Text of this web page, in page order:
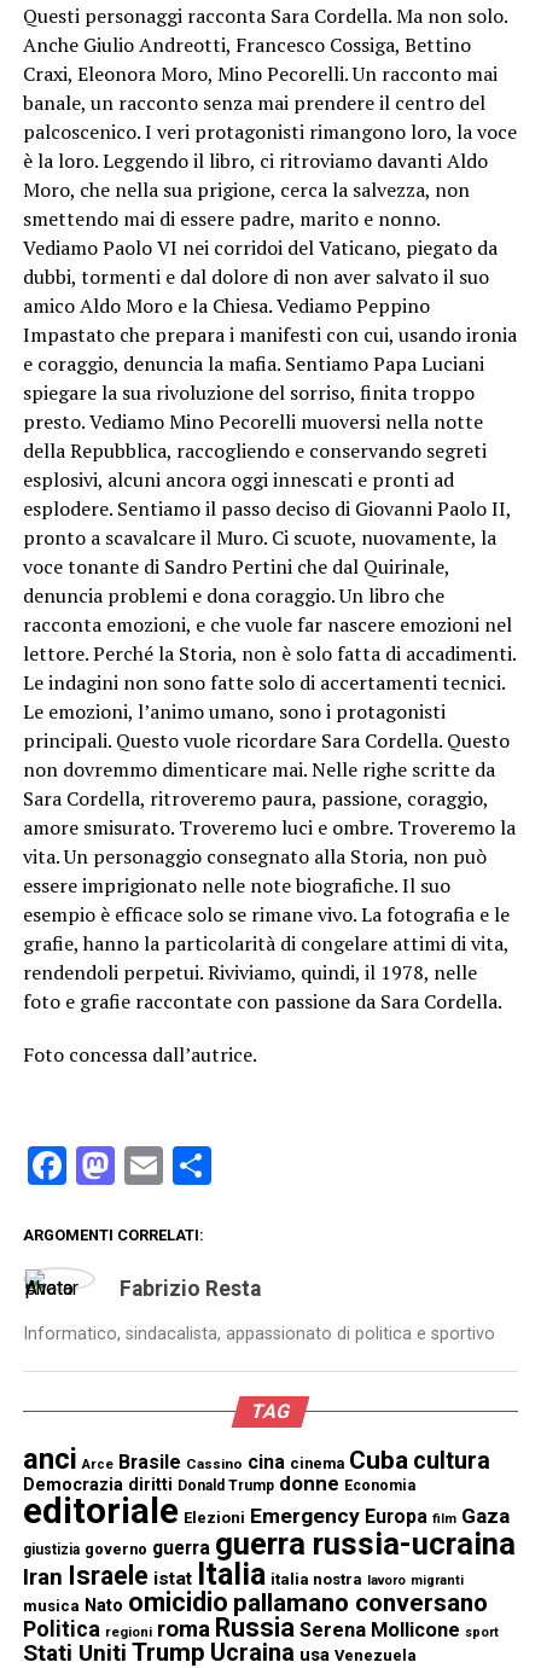
Questi personaggi racconta Sara Cordella. Ma non solo.
Anche Giulio Andreotti, Francesco Cossiga, Bettino
Craxi, Eleonora Moro, Mino Pecorelli. Un racconto mai
banale, un racconto senza mai prendere il centro del
palcoscenico. I veri protagonisti rimangono loro, la voce
è la loro. Leggendo il libro, ci ritroviamo davanti Aldo
Moro, che nella sua prigione, cerca la salvezza, non
smettendo mai di essere padre, marito e nonno.
Vediamo Paolo VI nei corridoi del Vaticano, piegato da
dubbi, tormenti e dal dolore di non aver salvato il suo
amico Aldo Moro e la Chiesa. Vediamo Peppino
Impastato che prepara i manifesti con cui, usando ironia
e coraggio, denuncia la mafia. Sentiamo Papa Luciani
spiegare la sua rivoluzione del sorriso, finita troppo
presto. Vediamo Mino Pecorelli muoversi nella notte
della Repubblica, raccogliendo e conservando segreti
esplosivi, alcuni ancora oggi innescati e pronti ad
esplodere. Sentiamo il passo deciso di Giovanni Paolo II,
pronto a scavalcare il Muro. Ci scuote, nuovamente, la
voce tonante di Sandro Pertini che dal Quirinale,
denuncia problemi e dona coraggio. Un libro che
racconta emozioni, e che vuole far nascere emozioni nel
lettore. Perché la Storia, non è solo fatta di accadimenti.
Le indagini non sono fatte solo di accertamenti tecnici.
Le emozioni, l’animo umano, sono i protagonisti
principali. Questo vuole ricordare Sara Cordella. Questo
non dovremmo dimenticare mai. Nelle righe scritte da
Sara Cordella, ritroveremo paura, passione, coraggio,
amore smisurato. Troveremo luci e ombre. Troveremo la
vita. Un personaggio consegnato alla Storia, non può
essere imprigionato nelle note biografiche. Il suo
esempio è efficace solo se rimane vivo. La fotografia e le
grafie, hanno la particolarità di congelare attimi di vita,
rendendoli perpetui. Riviviamo, quindi, il 1978, nelle
foto e grafie raccontate con passione da Sara Cordella.
Foto concessa dall’autrice.
Facebook
Mastodon
EmailCondividi
ARGOMENTI CORRELATI:
Fabrizio Resta
Informatico, sindacalista, appassionato di politica e sportivo
TAG
anci Arce Brasile Cassino cina cinema Cuba cultura
Democrazia diritti Donald Trump donne Economia
editoriale Elezioni Emergency Europa film Gaza
giustizia governo guerra guerra russia-ucraina
Iran Israele istat Italia italia nostra lavoro migranti
musica Nato omicidio pallamano conversano
Politica regioni roma Russia Serena Mollicone sport
Stati Uniti Trump Ucraina usa Venezuela